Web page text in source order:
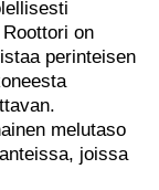
on
perinteisen
melutaso
joissa